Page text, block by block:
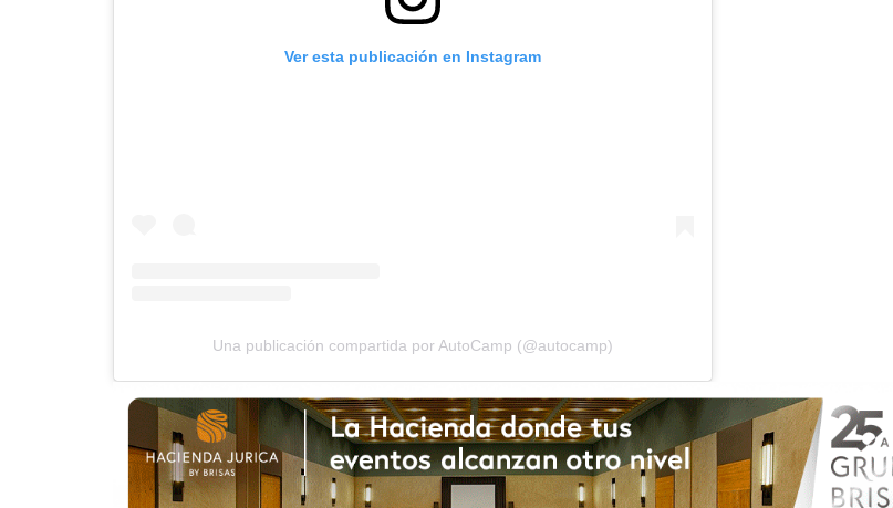
Ver esta publicación en Instagram
Una publicación compartida por AutoCamp (@autocamp)